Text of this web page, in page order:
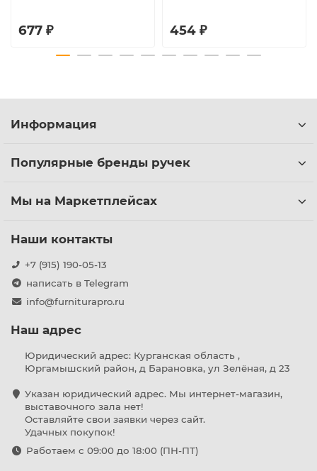
677 ₽ 454 ₽
Информация
Популярные бренды ручек
Мы на Маркетплейсах
Наши контакты
+7 (915) 190-05-13
написать в Telegram
info@furniturapro.ru
Наш адрес
Юридический адрес: Курганская область ,
Юргамышский район, д Барановка, ул Зелёная, д 23
Указан юридический адрес. Мы интернет-магазин,
выставочного зала нет!
Оставляйте свои заявки через сайт.
Удачных покупок!
Работаем с 09:00 до 18:00 (ПН-ПТ)